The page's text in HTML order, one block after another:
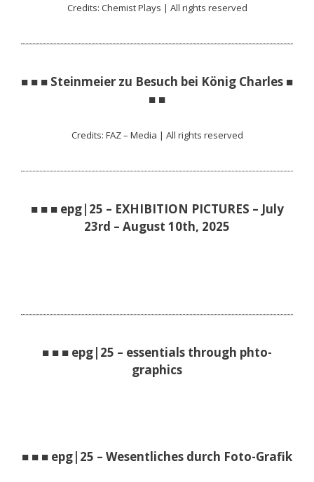
Credits: Chemist Plays | All rights reserved
■ ■ ■ Steinmeier zu Besuch bei König Charles ■
■ ■
Credits: FAZ – Media | All rights reserved
■ ■ ■ epg|25 – EXHIBITION PICTURES – July
23rd – August 10th, 2025
■ ■ ■ epg|25 – essentials through phto-
graphics
■ ■ ■ epg|25 – Wesentliches durch Foto-Grafik